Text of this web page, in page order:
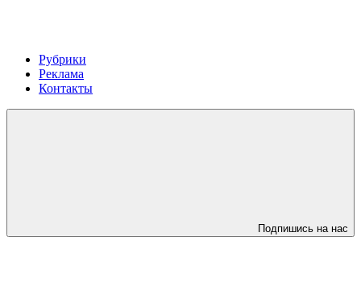
Рубрики
Реклама
Контакты
Подпишись на нас